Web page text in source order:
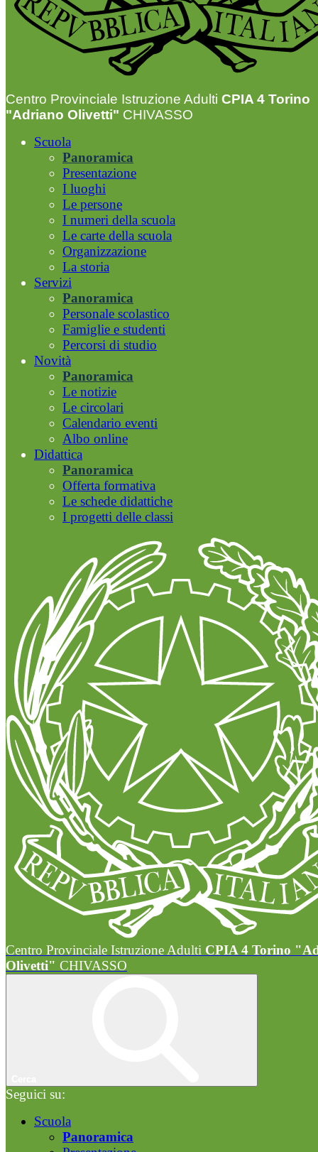
Centro Provinciale Istruzione Adulti CPIA 4 Torino
"Adriano Olivetti" CHIVASSO
Scuola
Panoramica
Presentazione
I luoghi
Le persone
I numeri della scuola
Le carte della scuola
Organizzazione
La storia
Servizi
Panoramica
Personale scolastico
Famiglie e studenti
Percorsi di studio
Novità
Panoramica
Le notizie
Le circolari
Calendario eventi
Albo online
Didattica
Panoramica
Offerta formativa
Le schede didattiche
I progetti delle classi
Centro Provinciale Istruzione Adulti CPIA 4 Torino
Olivetti" CHIVASSO
Seguici su:
Scuola
Panoramica